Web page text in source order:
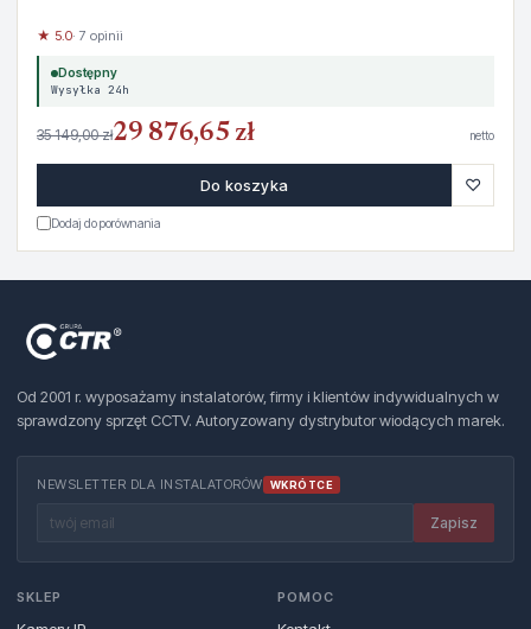
★ 5.0· 7 opinii
Dostępny
Wysyłka 24h
35 149,00 zł29 876,65 zł netto
Do koszyka ♡
Dodaj do porównania
Od 2001 r. wyposażamy instalatorów, firmy i klientów indywidualnych w
sprawdzony sprzęt CCTV. Autoryzowany dystrybutor wiodących marek.
NEWSLETTER DLA INSTALATORÓW WKRÓTCE
Zapisz
SKLEP POMOC